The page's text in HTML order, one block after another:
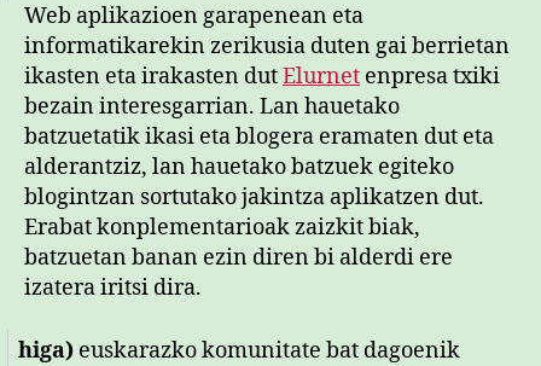
Web aplikazioen garapenean eta
informatikarekin zerikusia duten gai berrietan
ikasten eta irakasten dutElurnet enpresa txiki
bezain interesgarrian. Lan hauetako
batzuetatik ikasi eta blogera eramaten dut eta
alderantziz, lan hauetako batzuek egiteko
blogintzan sortutako jakintza aplikatzen dut.
Erabat konplementarioak zaizkit biak,
batzuetan banan ezin diren bi alderdi ere
izatera iritsi dira.
higa)euskarazko komunitate bat dagoenik